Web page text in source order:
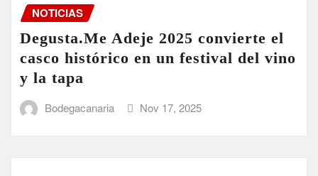
NOTICIAS
Degusta.Me Adeje 2025 convierte el
casco histórico en un festival del vino
y la tapa
Bodegacanaria Nov 17, 2025